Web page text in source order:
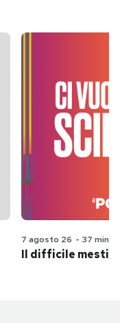
7 agosto 26 - 37 min
Il difficile